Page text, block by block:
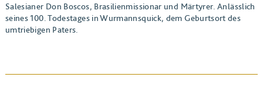
Salesianer Don Boscos, Brasilienmissionar und Märtyrer. Anlässlich
seines 100. Todestages in Wurmannsquick, dem Geburtsort des
umtriebigen Paters.